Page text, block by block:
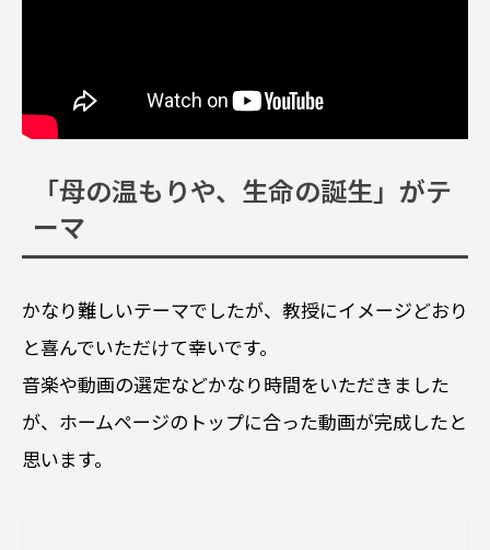
「母の温もりや、生命の誕生」がテ
ーマ
かなり難しいテーマでしたが、教授にイメージどおり
と喜んでいただけて幸いです。
音楽や動画の選定などかなり時間をいただきました
が、ホームページのトップに合った動画が完成したと
思います。